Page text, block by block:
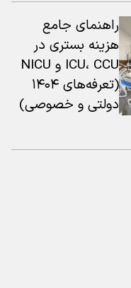
راهنمای جامع
هزینه بستری در
ICU، CCU و NICU
(تعرفه‌های ۱۴۰۴
دولتی و خصوصی)